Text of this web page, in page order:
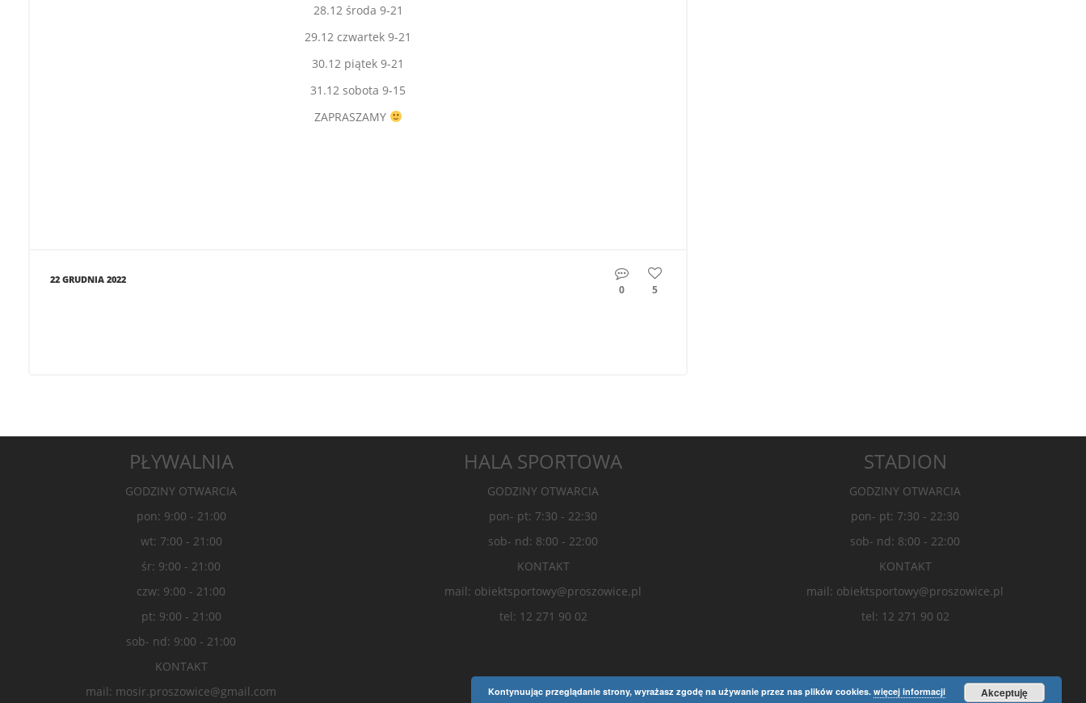
28.12 środa 9-21
29.12 czwartek 9-21
30.12 piątek 9-21
31.12 sobota 9-15
ZAPRASZAMY
22 GRUDNIA 2022
0 5
PŁYWALNIA
GODZINY OTWARCIA
pon: 9:00 - 21:00
wt: 7:00 - 21:00
śr: 9:00 - 21:00
czw: 9:00 - 21:00
pt: 9:00 - 21:00
sob- nd: 9:00 - 21:00
KONTAKT
mail: mosir.proszowice@gmail.com
HALA SPORTOWA
GODZINY OTWARCIA
pon- pt: 7:30 - 22:30
sob- nd: 8:00 - 22:00
KONTAKT
mail: obiektsportowy@proszowice.pl
tel: 12 271 90 02
STADION
GODZINY OTWARCIA
pon- pt: 7:30 - 22:30
sob- nd: 8:00 - 22:00
KONTAKT
mail: obiektsportowy@proszowice.pl
tel: 12 271 90 02
Kontynuując przeglądanie strony, wyrażasz zgodę na używanie przez nas plików cookies. więcej informacji Akceptuję